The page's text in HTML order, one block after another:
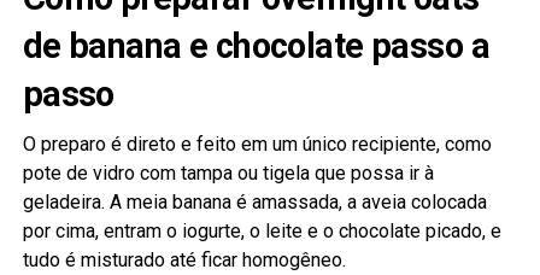
de banana e chocolate passo a
passo
O preparo é direto e feito em um único recipiente, como
pote de vidro com tampa ou tigela que possa ir à
geladeira. A meia banana é amassada, a aveia colocada
por cima, entram o iogurte, o leite e o chocolate picado, e
tudo é misturado até ficar homogêneo.